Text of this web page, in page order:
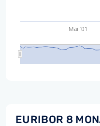
Mai '01
EURIBOR 8